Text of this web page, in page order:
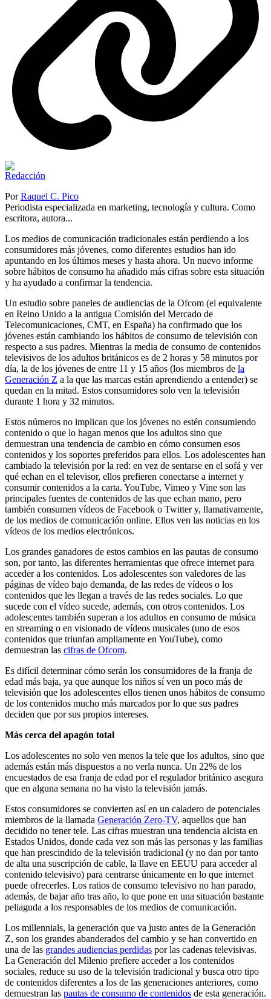
PorRaquel C. Pico
Periodista especializada en marketing, tecnología y cultura. Como
escritora, autora...
Los medios de comunicación tradicionales están perdiendo a los
consumidores más jóvenes, como diferentes estudios han ido
apuntando en los últimos meses y hasta ahora. Un nuevo informe
sobre hábitos de consumo ha añadido más cifras sobre esta situación
y ha ayudado a confirmar la tendencia.
Un estudio sobre paneles de audiencias de la Ofcom (el equivalente
en Reino Unido a la antigua Comisión del Mercado de
Telecomunicaciones, CMT, en España) ha confirmado que los
jóvenes están cambiando los hábitos de consumo de televisión con
respecto a sus padres. Mientras la media de consumo de contenidos
televisivos de los adultos británicos es de 2 horas y 58 minutos por
día, la de los jóvenes de entre 11 y 15 años (los miembros de la
Generación Z a la que las marcas están aprendiendo a entender) se
quedan en la mitad. Estos consumidores solo ven la televisión
durante 1 hora y 32 minutos.
Estos números no implican que los jóvenes no estén consumiendo
contenido o que lo hagan menos que los adultos sino que
demuestran una tendencia de cambio en cómo consumen esos
contenidos y los soportes preferidos para ellos. Los adolescentes han
cambiado la televisión por la red: en vez de sentarse en el sofá y ver
qué echan en el televisor, ellos prefieren conectarse a internet y
consumir contenidos a la carta. YouTube, Vimeo y Vine son las
principales fuentes de contenidos de las que echan mano, pero
también consumen vídeos de Facebook o Twitter y, llamativamente,
de los medios de comunicación online. Ellos ven las noticias en los
vídeos de los medios electrónicos.
Los grandes ganadores de estos cambios en las pautas de consumo
son, por tanto, las diferentes herramientas que ofrece internet para
acceder a los contenidos. Los adolescentes son valedores de las
páginas de vídeo bajo demanda, de las redes de vídeos o los
contenidos que les llegan a través de las redes sociales. Lo que
sucede con el vídeo sucede, además, con otros contenidos. Los
adolescentes también superan a los adultos en consumo de música
en streaming o en visionado de vídeos musicales (uno de esos
contenidos que triunfan ampliamente en YouTube), como
demuestran las cifras de Ofcom.
Es difícil determinar cómo serán los consumidores de la franja de
edad más baja, ya que aunque los niños sí ven un poco más de
televisión que los adolescentes ellos tienen unos hábitos de consumo
de los contenidos mucho más marcados por lo que sus padres
deciden que por sus propios intereses.
Más cerca del apagón total
Los adolescentes no solo ven menos la tele que los adultos, sino que
además están más dispuestos a no verla nunca. Un 22% de los
encuestados de esa franja de edad por el regulador británico asegura
que en alguna semana no ha visto la televisión jamás.
Estos consumidores se convierten así en un caladero de potenciales
miembros de la llamada Generación Zero-TV, aquellos que han
decidido no tener tele. Las cifras muestran una tendencia alcista en
Estados Unidos, donde cada vez son más las personas y las familias
que han prescindido de la televisión tradicional (y no dan por tanto
de alta una suscripción de cable, la llave en EEUU para acceder al
contenido televisivo) para centrarse únicamente en lo que internet
puede ofrecerles. Los ratios de consumo televisivo no han parado,
además, de bajar año tras año, lo que pone en una situación bastante
peliaguda a los responsables de los medios de comunicación.
Los millennials, la generación que va justo antes de la Generación
Z, son los grandes abanderados del cambio y se han convertido en
una de las grandes audiencias perdidas por las cadenas televisivas.
La Generación del Milenio prefiere acceder a los contenidos
sociales, reduce su uso de la televisión tradicional y busca otro tipo
de contenidos diferentes a los de las generaciones anteriores, como
demuestran las pautas de consumo de contenidos de esta generación.